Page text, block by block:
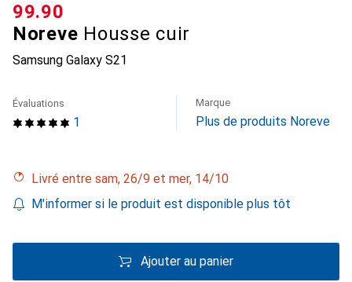
Noreve Housse cuir
Samsung Galaxy S21
CHF
99.90
1
Évaluations Marque
Plus de produits Noreve
Livré entre sam, 26/9 et mer, 14/10
M'informer si le produit est disponible plus tôt
Ajouter au panier